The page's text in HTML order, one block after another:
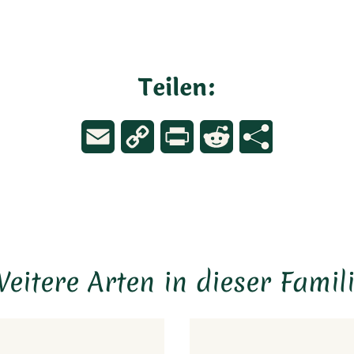
Teilen:
Email
Copy
Print Reddit
Arten in dieser